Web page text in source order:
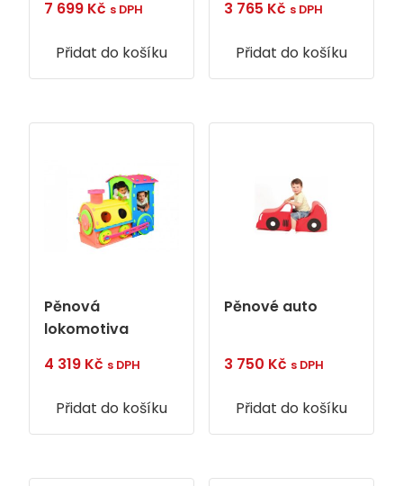
7 699 Kč s DPH
Přidat do košíku
3 765 Kč s DPH
Přidat do košíku
Pěnová
lokomotiva
4 319 Kč s DPH
Přidat do košíku
Pěnové auto
3 750 Kč s DPH
Přidat do košíku